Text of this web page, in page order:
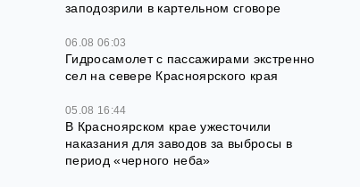
заподозрили в картельном сговоре
06.08 06:03
Гидросамолет с пассажирами экстренно
сел на севере Красноярского края
05.08 16:44
В Красноярском крае ужесточили
наказания для заводов за выбросы в
период «черного неба»